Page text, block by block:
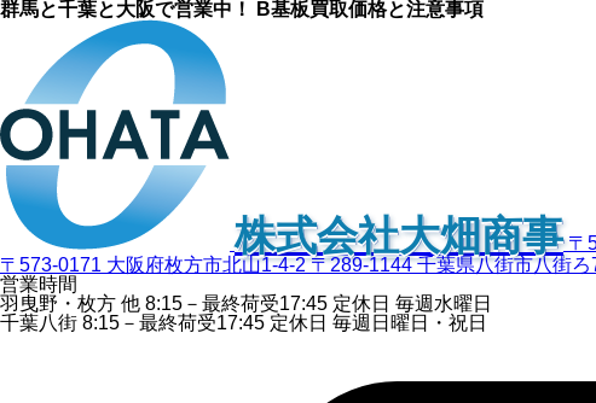
群馬と千葉と大阪で営業中！ B基板買取価格と注意事項
株式会社大畑商事 〒
〒573-0171 大阪府枚方市北山1-4-2 〒289-1144 千葉県八街市八街ろ
営業時間
羽曳野・枚方 他 8:15－最終荷受17:45 定休日 毎週水曜日
千葉八街 8:15－最終荷受17:45 定休日 毎週日曜日・祝日